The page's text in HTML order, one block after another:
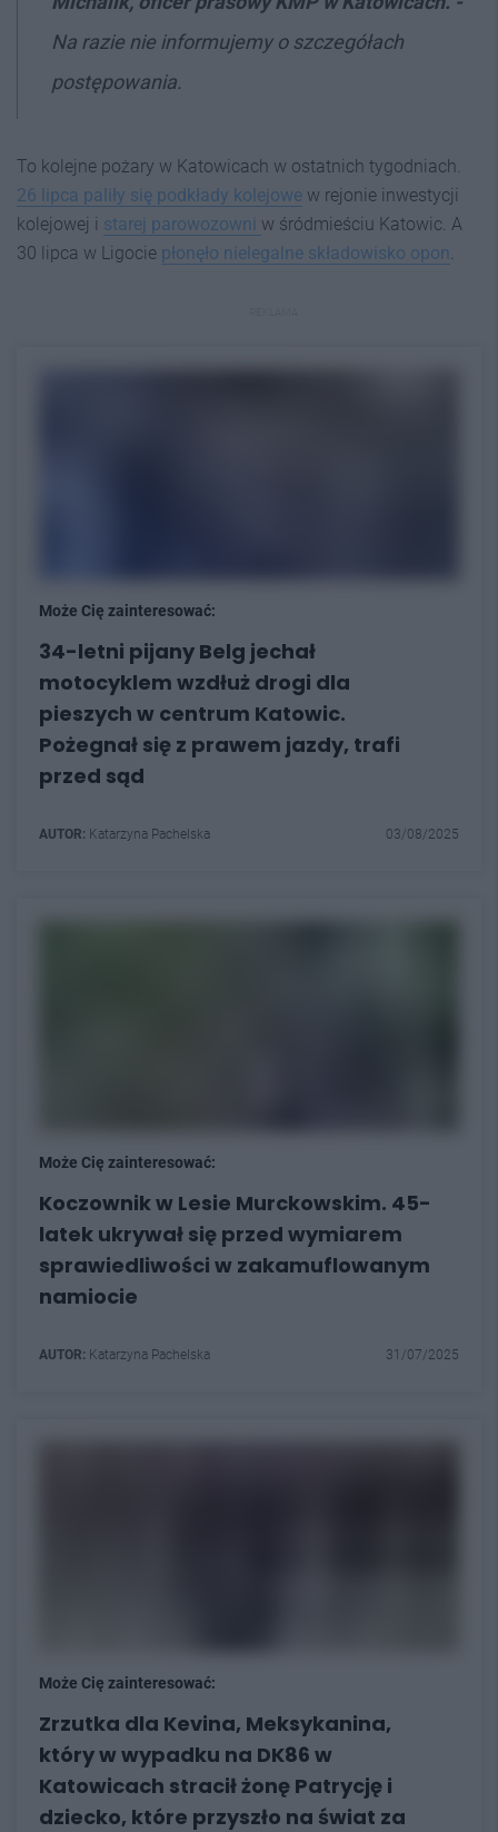
Na razie nie informujemy o szczegółach
postępowania.
To kolejne pożary w Katowicach w ostatnich tygodniach.
26 lipca paliły się podkłady kolejowe w rejonie inwestycji
kolejowej i starej parowozowni w śródmieściu Katowic. A
30 lipca w Ligocie płonęło nielegalne składowisko opon.
Może Cię zainteresować:
34-letni pijany Belg jechał
motocyklem wzdłuż drogi dla
pieszych w centrum Katowic.
Pożegnał się z prawem jazdy, trafi
przed sąd
AUTOR: Katarzyna Pachelska 03/08/2025
Może Cię zainteresować:
Koczownik w Lesie Murckowskim. 45-
latek ukrywał się przed wymiarem
sprawiedliwości w zakamuflowanym
namiocie
AUTOR: Katarzyna Pachelska 31/07/2025
Może Cię zainteresować:
Zrzutka dla Kevina, Meksykanina,
który w wypadku na DK86 w
Katowicach stracił żonę Patrycję i
dziecko, które przyszło na świat za